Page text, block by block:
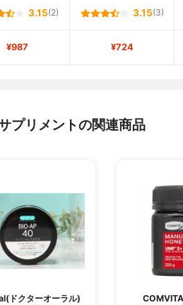
3.15(2) 3.15(3)
¥987 ¥724
プリメントの関連商品
ドクターオーラル)